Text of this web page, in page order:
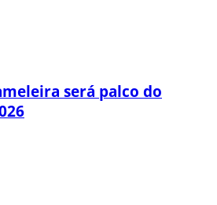
será palco do